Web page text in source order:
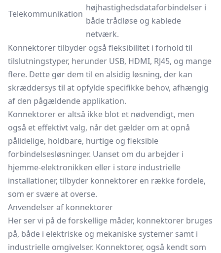
Telekommunikation
højhastighedsdataforbindelser i
både trådløse og kablede
netværk.
Konnektorer tilbyder også fleksibilitet i forhold til
tilslutningstyper, herunder USB, HDMI, RJ45, og mange
flere. Dette gør dem til en alsidig løsning, der kan
skræddersys til at opfylde specifikke behov, afhængig
af den pågældende applikation.
Konnektorer er altså ikke blot et nødvendigt, men
også et effektivt valg, når det gælder om at opnå
pålidelige, holdbare, hurtige og fleksible
forbindelsesløsninger. Uanset om du arbejder i
hjemme-elektronikken eller i store industrielle
installationer, tilbyder konnektorer en række fordele,
som er svære at overse.
Anvendelser af konnektorer
Her ser vi på de forskellige måder, konnektorer bruges
på, både i elektriske og mekaniske systemer samt i
industrielle omgivelser. Konnektorer, også kendt som